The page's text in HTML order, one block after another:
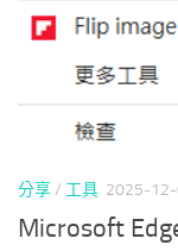
分享/ 工具 2025-
Microsoft